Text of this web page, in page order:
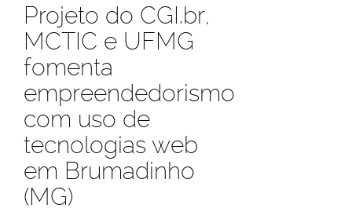
Projeto do CGI.br,
MCTIC e UFMG
fomenta
empreendedorismo
com uso de
tecnologias web
em Brumadinho
(MG)